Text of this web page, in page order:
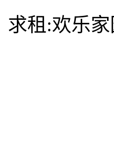
求租:欢乐